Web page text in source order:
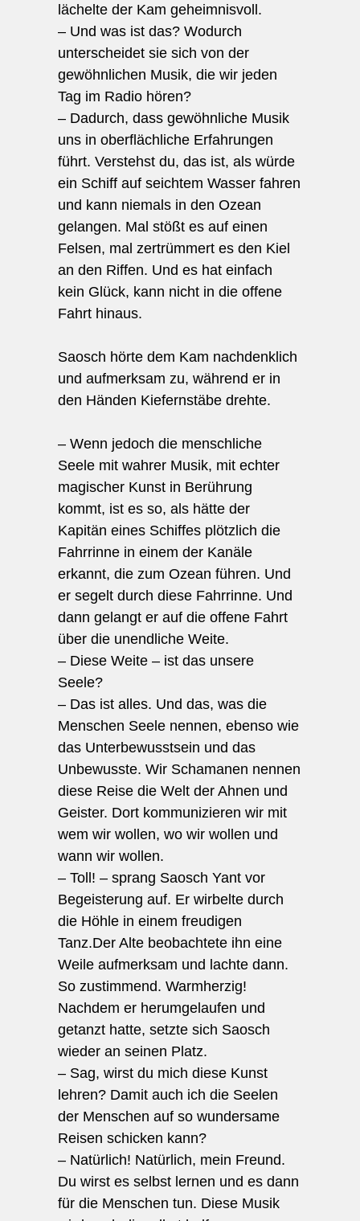
lächelte der Kam geheimnisvoll.
– Und was ist das? Wodurch
unterscheidet sie sich von der
gewöhnlichen Musik, die wir jeden
Tag im Radio hören?
– Dadurch, dass gewöhnliche Musik
uns in oberflächliche Erfahrungen
führt. Verstehst du, das ist, als würde
ein Schiff auf seichtem Wasser fahren
und kann niemals in den Ozean
gelangen. Mal stößt es auf einen
Felsen, mal zertrümmert es den Kiel
an den Riffen. Und es hat einfach
kein Glück, kann nicht in die offene
Fahrt hinaus.
Saosch hörte dem Kam nachdenklich
und aufmerksam zu, während er in
den Händen Kiefernstäbe drehte.
– Wenn jedoch die menschliche
Seele mit wahrer Musik, mit echter
magischer Kunst in Berührung
kommt, ist es so, als hätte der
Kapitän eines Schiffes plötzlich die
Fahrrinne in einem der Kanäle
erkannt, die zum Ozean führen. Und
er segelt durch diese Fahrrinne. Und
dann gelangt er auf die offene Fahrt
über die unendliche Weite.
– Diese Weite – ist das unsere
Seele?
– Das ist alles. Und das, was die
Menschen Seele nennen, ebenso wie
das Unterbewusstsein und das
Unbewusste. Wir Schamanen nennen
diese Reise die Welt der Ahnen und
Geister. Dort kommunizieren wir mit
wem wir wollen, wo wir wollen und
wann wir wollen.
– Toll! – sprang Saosch Yant vor
Begeisterung auf. Er wirbelte durch
die Höhle in einem freudigen
Tanz.Der Alte beobachtete ihn eine
Weile aufmerksam und lachte dann.
So zustimmend. Warmherzig!
Nachdem er herumgelaufen und
getanzt hatte, setzte sich Saosch
wieder an seinen Platz.
– Sag, wirst du mich diese Kunst
lehren? Damit auch ich die Seelen
der Menschen auf so wundersame
Reisen schicken kann?
– Natürlich! Natürlich, mein Freund.
Du wirst es selbst lernen und es dann
für die Menschen tun. Diese Musik